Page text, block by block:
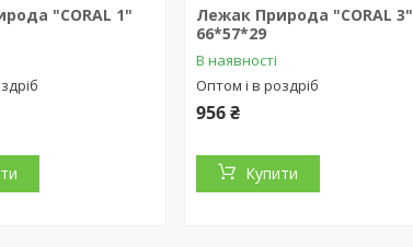
"CORAL 1"
Лежак Природа "CORAL 3"
66*57*29
В наявності
Оптом і в роздріб
956 ₴
Купити